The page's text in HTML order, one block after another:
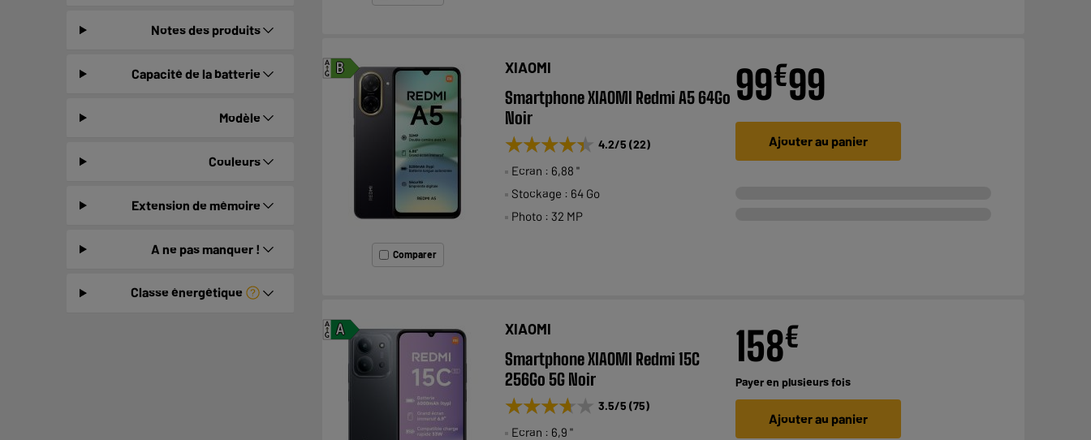
Notes des produits
Capacité de la batterie
Modèle
Couleurs
Extension de mémoire
A ne pas manquer !
Classe énergétique
B
A
G
Comparer
XIAOMI
Smartphone XIAOMI Redmi A5 64Go
Noir
★★★★★
★★★★★ 4.2/5 (22)
Ecran : 6,88 "
Stockage : 64 Go
Photo : 32 MP
99€99
Ajouter au panier
A
A
G XIAOMI
Smartphone XIAOMI Redmi 15C
256Go 5G Noir
★★★★★
★★★★★ 3.5/5 (75)
Ecran : 6,9 "
158€
Payer en plusieurs fois
Ajouter au panier